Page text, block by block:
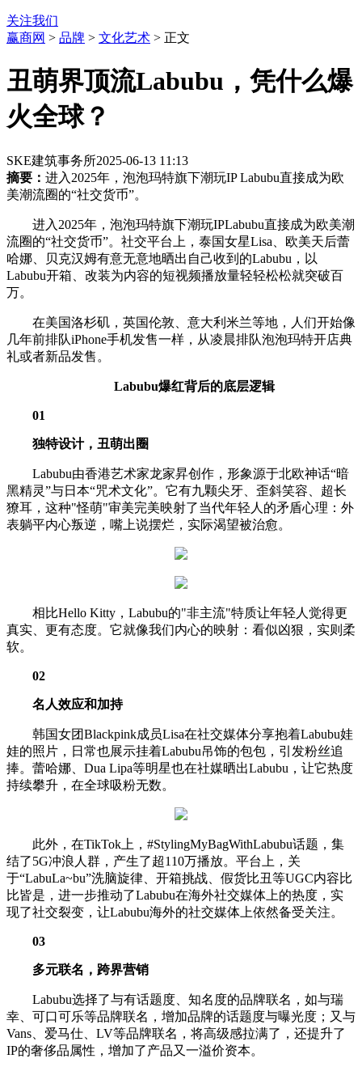
关注我们
赢商网 > 品牌 > 文化艺术 > 正文
丑萌界顶流Labubu，凭什么爆
火全球？
SKE建筑事务所2025-06-13 11:13
摘要： 进入2025年，泡泡玛特旗下潮玩IP Labubu直接成为欧
美潮流圈的“社交货币”。
进入2025年，泡泡玛特旗下潮玩IPLabubu直接成为欧美潮
流圈的“社交货币”。社交平台上，泰国女星Lisa、欧美天后蕾
哈娜、贝克汉姆有意无意地晒出自己收到的Labubu，以
Labubu开箱、改装为内容的短视频播放量轻轻松松就突破百
万。
在美国洛杉矶，英国伦敦、意大利米兰等地，人们开始像
几年前排队iPhone手机发售一样，从凌晨排队泡泡玛特开店典
礼或者新品发售。
Labubu爆红背后的底层逻辑
01
独特设计，丑萌出圈
Labubu由香港艺术家龙家昇创作，形象源于北欧神话“暗
黑精灵”与日本“咒术文化”。它有九颗尖牙、歪斜笑容、超长
獠耳，这种"怪萌"审美完美映射了当代年轻人的矛盾心理：外
表躺平内心叛逆，嘴上说摆烂，实际渴望被治愈。
相比Hello Kitty，Labubu的"非主流"特质让年轻人觉得更
真实、更有态度。它就像我们内心的映射：看似凶狠，实则柔
软。
02
名人效应和加持
韩国女团Blackpink成员Lisa在社交媒体分享抱着Labubu娃
娃的照片，日常也展示挂着Labubu吊饰的包包，引发粉丝追
捧。蕾哈娜、Dua Lipa等明星也在社媒晒出Labubu，让它热度
持续攀升，在全球吸粉无数。
此外，在TikTok上，#StylingMyBagWithLabubu话题，集
结了5G冲浪人群，产生了超110万播放。平台上，关
于“LabuLa~bu”洗脑旋律、开箱挑战、假货比丑等UGC内容比
比皆是，进一步推动了Labubu在海外社交媒体上的热度，实
现了社交裂变，让Labubu海外的社交媒体上依然备受关注。
03
多元联名，跨界营销
Labubu选择了与有话题度、知名度的品牌联名，如与瑞
幸、可口可乐等品牌联名，增加品牌的话题度与曝光度；又与
Vans、爱马仕、LV等品牌联名，将高级感拉满了，还提升了
IP的奢侈品属性，增加了产品又一溢价资本。